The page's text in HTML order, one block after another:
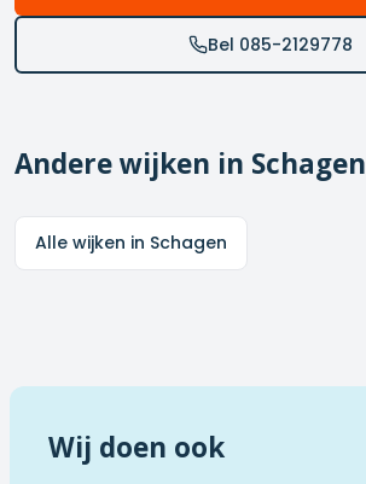
Bel 085-2129778
Andere wijken in Schagen
Alle wijken in Schagen
Wij doen ook